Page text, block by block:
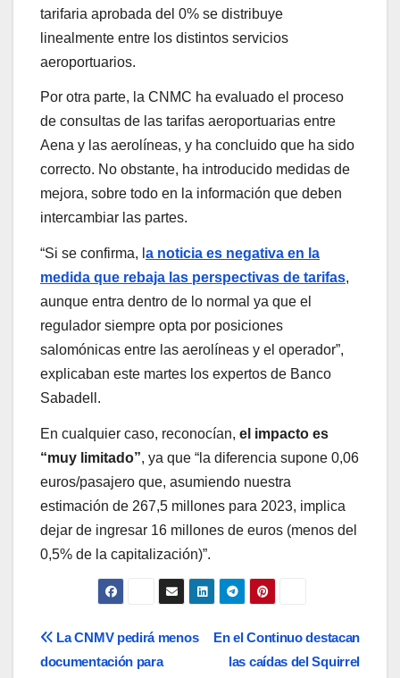
tarifaria aprobada del 0% se distribuye
linealmente entre los distintos servicios
aeroportuarios.
Por otra parte, la CNMC ha evaluado el proceso
de consultas de las tarifas aeroportuarias entre
Aena y las aerolíneas, y ha concluido que ha sido
correcto. No obstante, ha introducido medidas de
mejora, sobre todo en la información que deben
intercambiar las partes.
“Si se confirma, l a noticia es negativa en la
medida que rebaja las perspectivas de tarifas,
aunque entra dentro de lo normal ya que el
regulador siempre opta por posiciones
salomónicas entre las aerolíneas y el operador”,
explicaban este martes los expertos de Banco
Sabadell.
En cualquier caso, reconocían, el impacto es
“muy limitado”, ya que “la diferencia supone 0,06
euros/pasajero que, asumiendo nuestra
estimación de 267,5 millones para 2023, implica
dejar de ingresar 16 millones de euros (menos del
0,5% de la capitalización)”.
Navegación
En el Continuo destacan
las caídas del Squirrel
La CNMV pedirá menos
documentación para